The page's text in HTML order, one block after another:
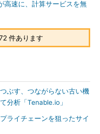
高速に、計算サービスを無
件あります
ぶす、つながらない古い機
分析「Tenable.io」
ライチェーンを狙ったサイ